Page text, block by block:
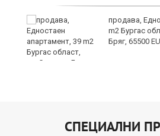
продава,
m2 Бургас
Бряг, 65500
СПЕЦИАЛНИ